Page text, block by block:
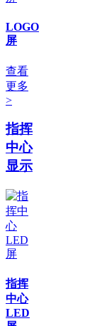
LOGO
屏
查看
更多
>
指挥
中心
显示
指挥
中心
LED